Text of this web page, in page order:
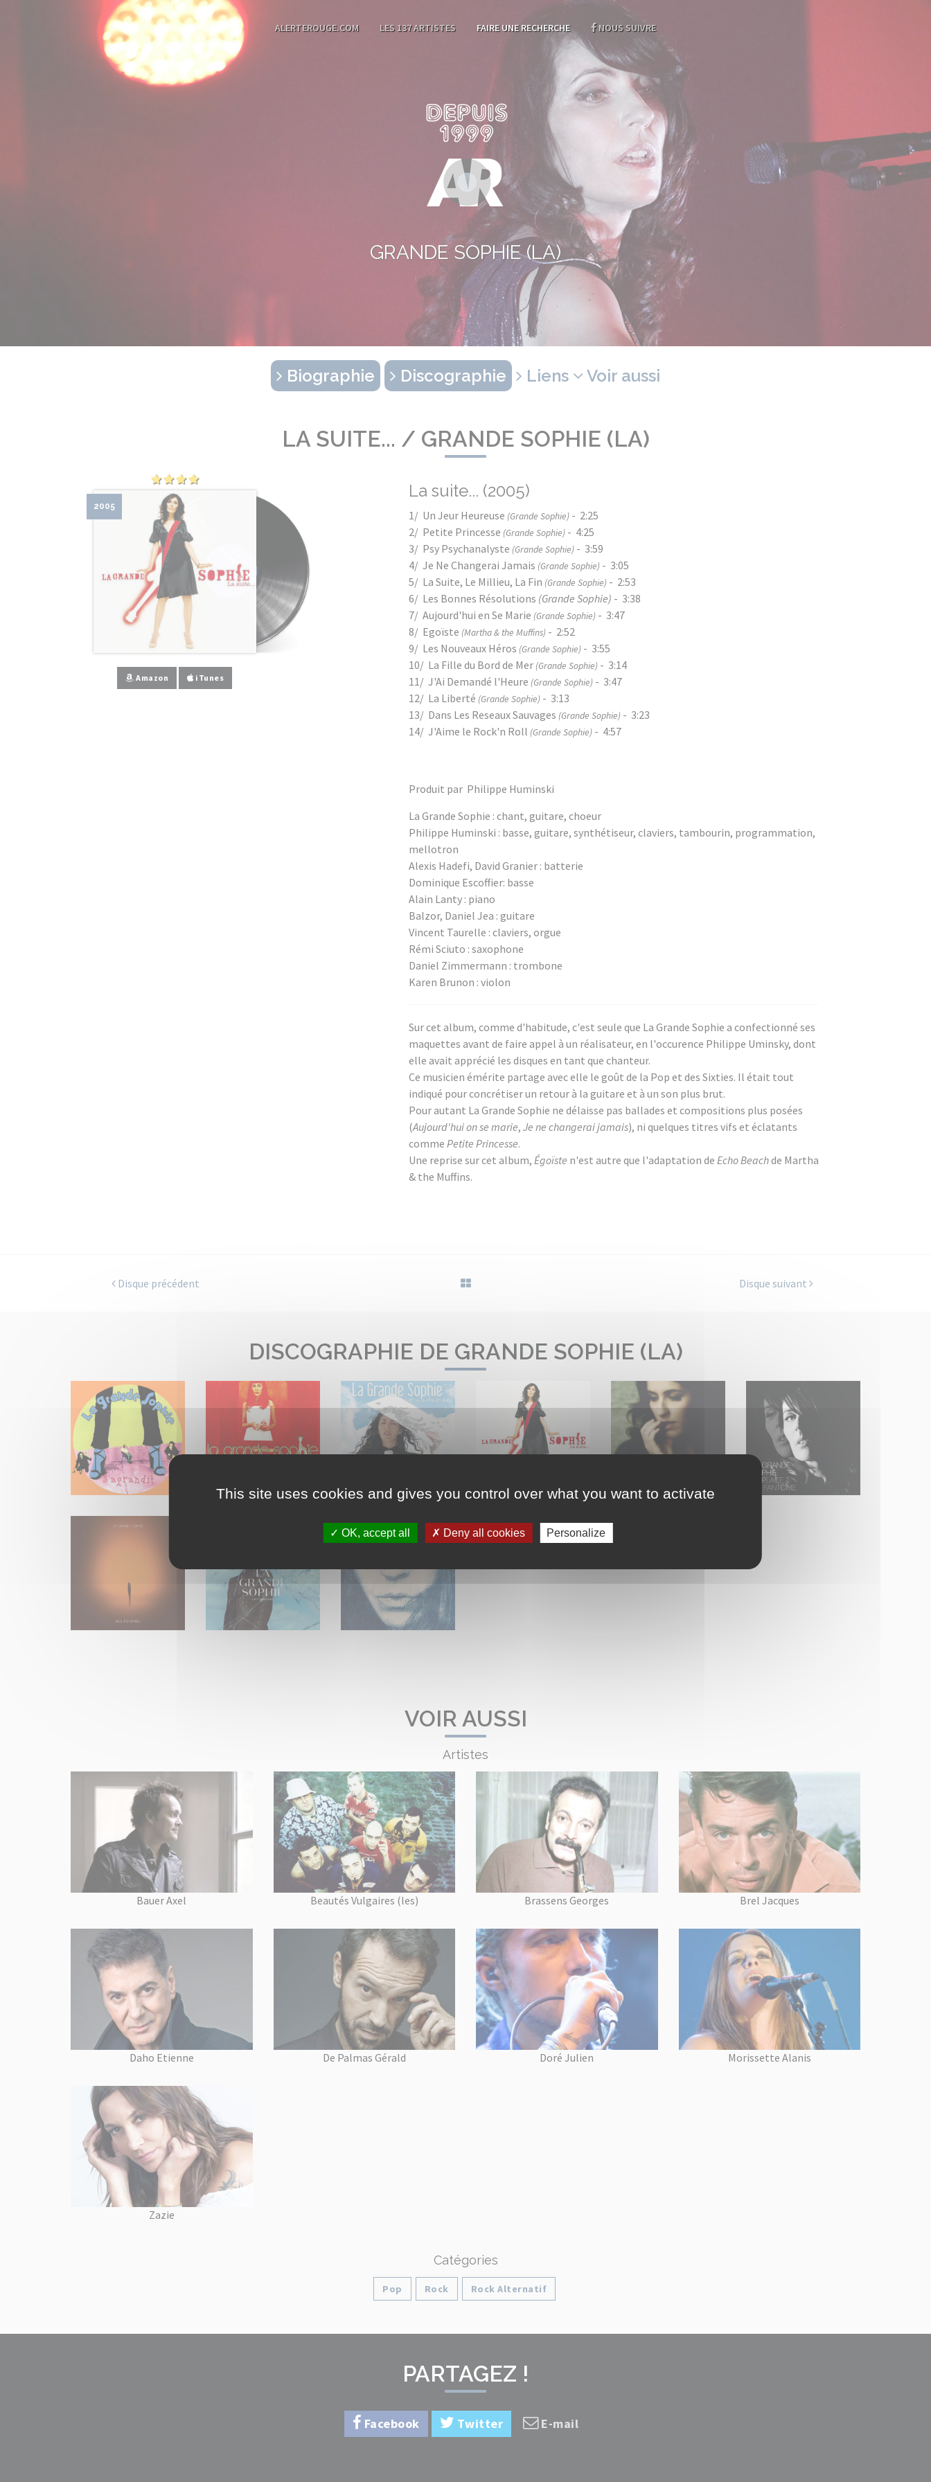
ALERTEROUGE.COM LES 137 ARTISTES FAIRE UNE RECHERCHE NOUS SUIVRE
GRANDE SOPHIE (LA)
Biographie Discographie Liens Voir aussi
LA SUITE... / GRANDE SOPHIE (LA)
2005
Amazon iTunes
La suite... (2005)
1/ Un Jeur Heureuse (Grande Sophie) - 2:25
2/ Petite Princesse (Grande Sophie) - 4:25
3/ Psy Psychanalyste (Grande Sophie) - 3:59
4/ Je Ne Changerai Jamais (Grande Sophie) - 3:05
5/ La Suite, Le Millieu, La Fin (Grande Sophie) - 2:53
6/ Les Bonnes Résolutions (Grande Sophie) - 3:38
7/ Aujourd'hui en Se Marie (Grande Sophie) - 3:47
8/ Egoïste (Martha & the Muffins) - 2:52
9/ Les Nouveaux Héros (Grande Sophie) - 3:55
10/ La Fille du Bord de Mer (Grande Sophie) - 3:14
11/ J'Ai Demandé l'Heure (Grande Sophie) - 3:47
12/ La Liberté (Grande Sophie) - 3:13
13/ Dans Les Reseaux Sauvages (Grande Sophie) - 3:23
14/ J'Aime le Rock'n Roll (Grande Sophie) - 4:57
Produit par Philippe Huminski
La Grande Sophie : chant, guitare, choeur
Philippe Huminski : basse, guitare, synthétiseur, claviers, tambourin, programmation,
mellotron
Alexis Hadefi, David Granier : batterie
Dominique Escoffier: basse
Alain Lanty : piano
Balzor, Daniel Jea : guitare
Vincent Taurelle : claviers, orgue
Rémi Sciuto : saxophone
Daniel Zimmermann : trombone
Karen Brunon : violon
Sur cet album, comme d'habitude, c'est seule que La Grande Sophie a confectionné ses
maquettes avant de faire appel à un réalisateur, en l'occurence Philippe Uminsky, dont
elle avait apprécié les disques en tant que chanteur.
Ce musicien émérite partage avec elle le goût de la Pop et des Sixties. Il était tout
indiqué pour concrétiser un retour à la guitare et à un son plus brut.
Pour autant La Grande Sophie ne délaisse pas ballades et compositions plus posées
(Aujourd'hui on se marie, Je ne changerai jamais), ni quelques titres vifs et éclatants
comme Petite Princesse.
Une reprise sur cet album, Égoïste n'est autre que l'adaptation de Echo Beachde Martha
& the Muffins.
Disque précédent Disque suivant
DISCOGRAPHIE DE GRANDE SOPHIE (LA)
VOIR AUSSI
Artistes
Bauer Axel Beautés Vulgaires (les) Brassens Georges Brel Jacques
Daho Etienne De Palmas Gérald Doré Julien Morissette Alanis
Zazie
Catégories
Pop Rock Rock Alternatif
PARTAGEZ !
Facebook Twitter E-mail
This site uses cookies and gives you control over what you want to activate
OK, accept all Deny all cookies Personalize